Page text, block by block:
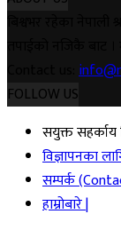
FOLLOW US
सयुक्त सहर्काय
विज्ञापनका
सम्पर्क
हाम्रोबारे |